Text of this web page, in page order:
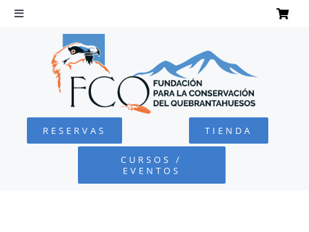
Saltar
Toggle
Navigation
QUEBRANTAHUESOS
FUNDACIÓN
RESERVAS TIENDA
CURSOS /
EVENTOS